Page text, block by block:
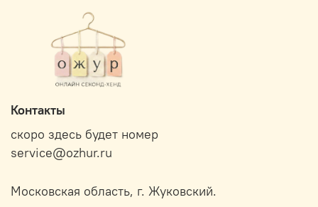
Контакты
скоро здесь будет номер
service@ozhur.ru
Московская область, г. Жуковский.